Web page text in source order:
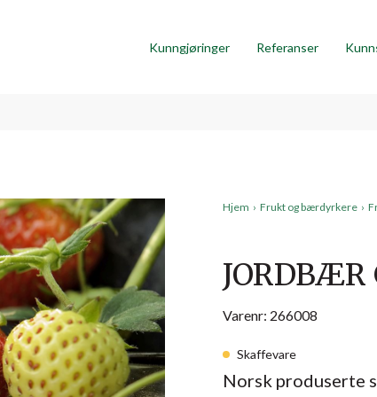
Kunngjøringer Referanser
Hjem › Frukt og bærdyrkere ›
JORDBÆR
Varenr: 266008
Skaffevare
Norsk produserte